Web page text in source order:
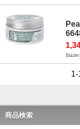
Sizzix
1-
商品検索